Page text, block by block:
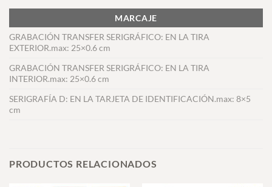
MARCAJE
GRABACIÓN TRANSFER SERIGRÁFICO: EN LA TIRA
EXTERIOR.max: 25×0.6 cm
GRABACIÓN TRANSFER SERIGRÁFICO: EN LA TIRA
INTERIOR.max: 25×0.6 cm
SERIGRAFÍA D: EN LA TARJETA DE IDENTIFICACIÓN.max: 8×5
cm
PRODUCTOS RELACIONADOS